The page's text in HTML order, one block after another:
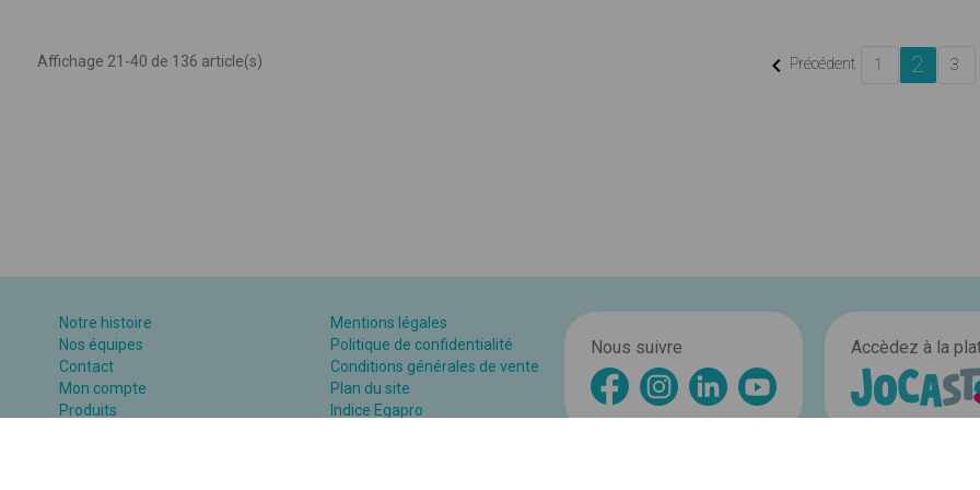
Affichage 21-40 de 136 article(s)  Précédent 1 2 3
Notre histoire
Nos équipes
Contact
Mon compte
Produits
Mentions légales
Politique de confidentialité
Conditions générales de vente
Plan du site
Indice Egapro
Nous suivre Accèdez à la